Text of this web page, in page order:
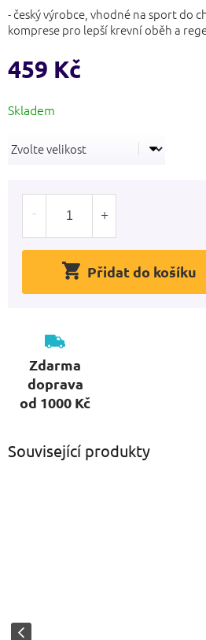
hvězdiček.
- český výrobce, vhodné na sport do
komprese pro lepší krevní oběh a
459 Kč
cena:
Přidat do košíku
Zdarma
doprava
od 1000 Kč
Související produkty